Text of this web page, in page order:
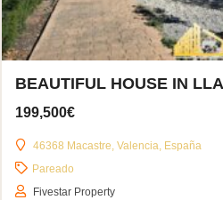
BEAUTIFUL HOUSE IN
199,500€
46368 Macastre, Valencia, España
Pareado
Fivestar Property